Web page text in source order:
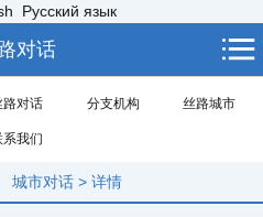
Русский язык
对话
路对话 分支机构 丝路城市
系我们
城市对话 > 详情